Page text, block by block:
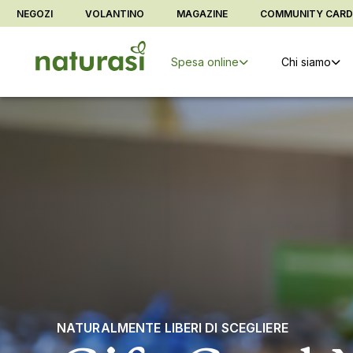
Vai alla barra di sistemaVai al contenuto principaleVai al
NEGOZI VOLANTINO MAGAZINE COMMUNITY CARD
Spesa online Chi siamo
NATURALMENTE LIBERI DI SCEGLIERE